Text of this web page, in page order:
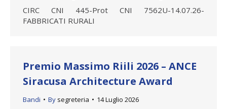
CIRC CNI 445-Prot CNI 7562U-14.07.26-
FABBRICATI RURALI
Premio Massimo Riili 2026 – ANCE
Siracusa Architecture Award
Bandi By segreteria 14 Luglio 2026